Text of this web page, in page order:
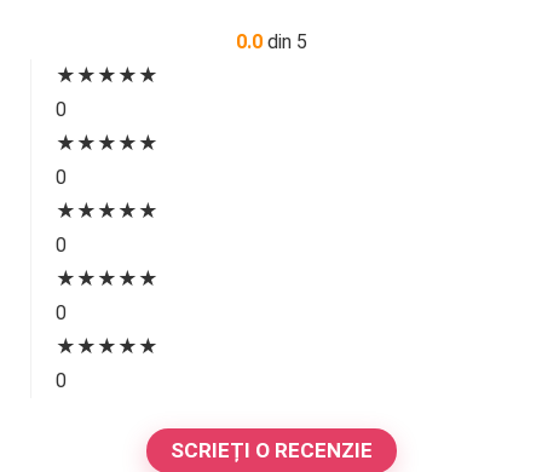
0.0 din 5
★ ★ ★ ★ ★
0
★ ★ ★ ★ ★
0
★ ★ ★ ★ ★
0
★ ★ ★ ★ ★
0
★ ★ ★ ★ ★
0
SCRIEȚI O RECENZIE